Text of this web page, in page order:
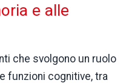
e alle
che svolgono un ruolo
funzioni cognitive, tra